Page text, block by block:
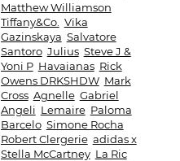
Matthew Williamson
Tiffany&Co. Vika
Gazinskaya Salvatore
Santoro Julius Steve J &
Yoni P Havaianas Rick
Owens DRKSHDW Mark
Cross Agnelle Gabriel
Angeli Lemaire Paloma
Barcelo Simone Rocha
Robert Clergerie adidas x
Stella McCartney La Ric